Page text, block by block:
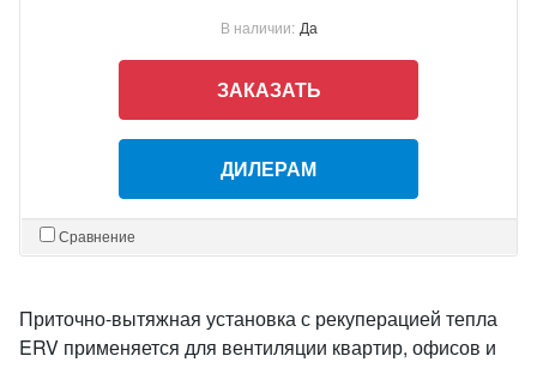
В наличии: Да
ЗАКАЗАТЬ
ДИЛЕРАМ
Сравнение
Приточно-вытяжная установка с рекуперацией тепла
ERV применяется для вентиляции квартир, офисов и